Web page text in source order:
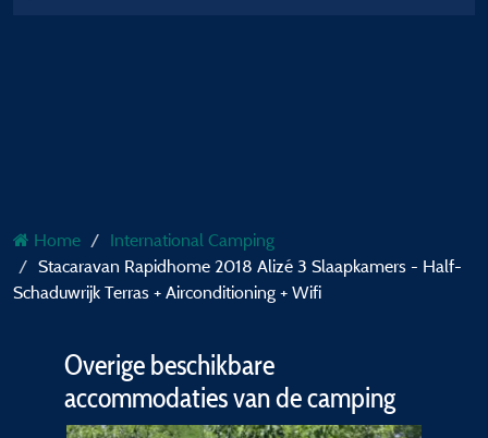
Home
International Camping
Stacaravan Rapidhome 2018 Alizé 3 Slaapkamers - Half-
Schaduwrijk Terras + Airconditioning + Wifi
Overige beschikbare
accommodaties van de camping